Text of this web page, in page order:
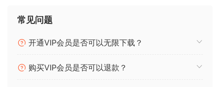
常见问题
开通VIP会员是否可以无限下载？
购买VIP会员是否可以退款？